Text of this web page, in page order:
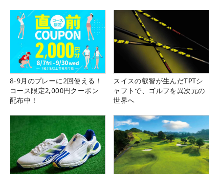
8-9月のプレーに2回使える！
コース限定2,000円クーポン
配布中！
スイスの叡智が生んだTPTシ
ャフトで、ゴルフを異次元の
世界へ